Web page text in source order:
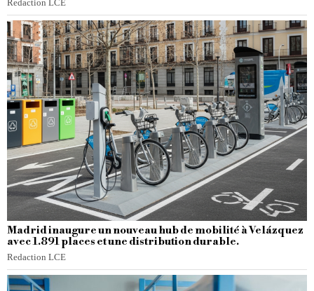
Redaction LCE
Madrid inaugure un nouveau hub de mobilité à Velázquez
avec 1.891 places et une distribution durable.
Redaction LCE